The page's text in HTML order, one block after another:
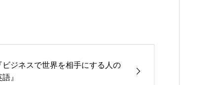
ビジネスで世界を相手にする人の
』